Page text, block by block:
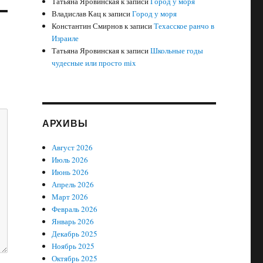
Владислав Кацк записиГород у моря
Константин Смирновк записиТехасское ранчо в
Израиле
Татьяна Яровинскаяк записиШкольные годы
чудесные или просто mix
АРХИВЫ
Август 2026
Июль 2026
Июнь 2026
Апрель 2026
Март 2026
Февраль 2026
Январь 2026
Декабрь 2025
Ноябрь 2025
Октябрь 2025